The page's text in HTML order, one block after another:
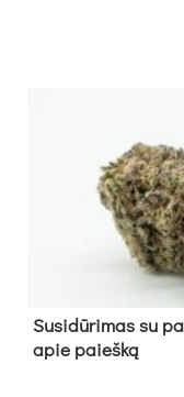
Su­si­dū­ri­mas su
apie paieš­ką